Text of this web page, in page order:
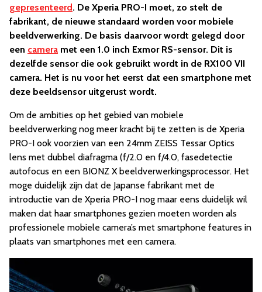
gepresenteerd . De Xperia PRO-I moet, zo stelt de
fabrikant, de nieuwe standaard worden voor mobiele
beeldverwerking. De basis daarvoor wordt gelegd door
een camera met een 1.0 inch Exmor RS-sensor. Dit is
dezelfde sensor die ook gebruikt wordt in de RX100 VII
camera. Het is nu voor het eerst dat een smartphone met
deze beeldsensor uitgerust wordt.
Om de ambities op het gebied van mobiele
beeldverwerking nog meer kracht bij te zetten is de Xperia
PRO-I ook voorzien van een 24mm ZEISS Tessar Optics
lens met dubbel diafragma (f/2.0 en f/4.0, fasedetectie
autofocus en een BIONZ X beeldverwerkingsprocessor. Het
moge duidelijk zijn dat de Japanse fabrikant met de
introductie van de Xperia PRO-I nog maar eens duidelijk wil
maken dat haar smartphones gezien moeten worden als
professionele mobiele camera’s met smartphone features in
plaats van smartphones met een camera.